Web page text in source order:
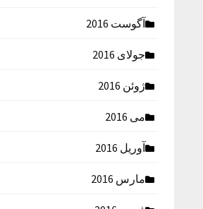
آگوست 2016
جولای 2016
ژوئن 2016
می 2016
آوریل 2016
مارس 2016